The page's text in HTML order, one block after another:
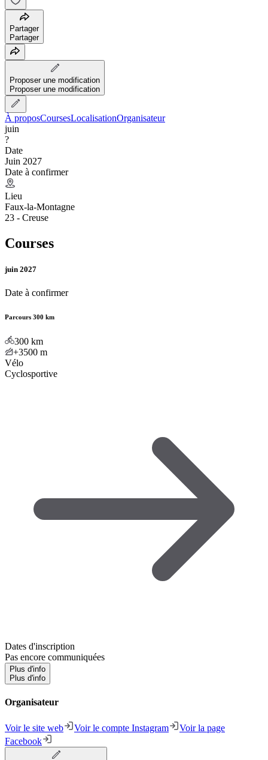
Partager
Partager
Proposer une modification
Proposer une modification
À proposCoursesLocalisationOrganisateur
juin
?
Date
Juin 2027
Date à confirmer
Lieu
Faux-la-Montagne
23 - Creuse
Courses
juin 2027
Date à confirmer
Parcours 300 km
300 km
+3500 m
Vélo
Cyclosportive
Dates d'inscription
Pas encore communiquées
Plus d'info
Plus d'info
Organisateur
Voir le site web Voir le compte Instagram
Voir la page
Facebook